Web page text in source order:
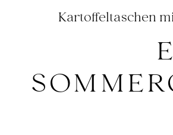
Kartoffeltaschen